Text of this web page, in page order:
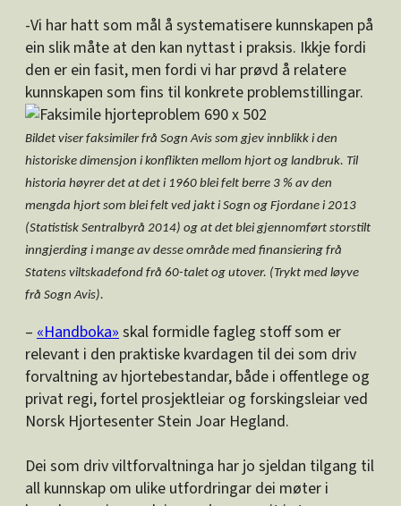
-Vi har hatt som mål å systematisere kunnskapen på
ein slik måte at den kan nyttast i praksis. Ikkje fordi
den er ein fasit, men fordi vi har prøvd å relatere
kunnskapen som fins til konkrete problemstillingar.
Bildet viser faksimiler frå Sogn Avis som gjev innblikk i den
historiske dimensjon i konflikten mellom hjort og landbruk. Til
historia høyrer det at det i 1960 blei felt berre 3 % av den
mengda hjort som blei felt ved jakt i Sogn og Fjordane i 2013
(Statistisk Sentralbyrå 2014) og at det blei gjennomført storstilt
inngjerding i mange av desse område med finansiering frå
Statens viltskadefond frå 60-talet og utover. (Trykt med løyve
frå Sogn Avis).
– «Handboka»skal formidle fagleg stoff som er
relevant i den praktiske kvardagen til dei som driv
forvaltning av hjortebestandar, både i offentlege og
privat regi, fortel prosjektleiar og forskingsleiar ved
Norsk Hjortesenter Stein Joar Hegland.
Dei som driv viltforvaltninga har jo sjeldan tilgang til
all kunnskap om ulike utfordringar dei møter i